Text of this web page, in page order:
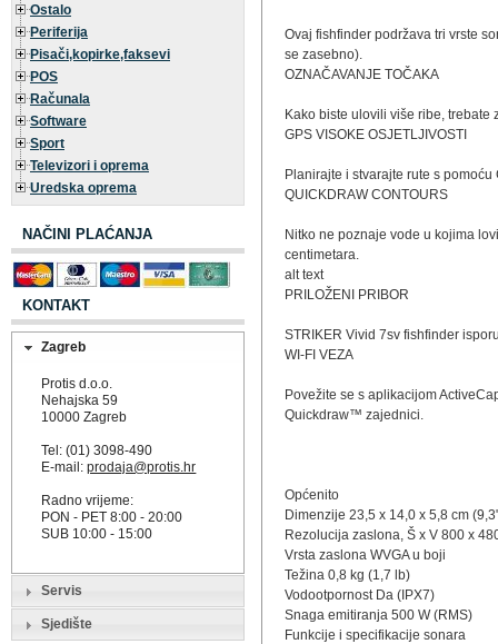
Ostalo
Periferija
Pisači,kopirke,faksevi
POS
Računala
Software
Sport
Televizori i oprema
Uredska oprema
NAČINI PLAĆANJA
KONTAKT
Zagreb
Protis d.o.o.
Nehajska 59
10000 Zagreb
Tel: (01) 3098-490
E-mail:prodaja@protis.hr
Radno vrijeme:
PON - PET 8:00 - 20:00
SUB 10:00 - 15:00
Servis
Sjedište
Ovaj fishfinder podržava tri vrste
se zasebno).
OZNAČAVANJE TOČAKA
Kako biste ulovili više ribe,
GPS VISOKE OSJETLJIVOSTI
Planirajte i stvarajte rute s
QUICKDRAW CONTOURS
Nitko ne poznaje vode u kojima
centimetara.
alt text
PRILOŽENI PRIBOR
STRIKER Vivid 7sv fishfinder
WI-FI VEZA
Povežite se s aplikacijom
Quickdraw™ zajednici.
Općenito
Dimenzije 23,5 x 14,0 x 5,8 cm
Rezolucija zaslona, Š x V 800 x
Vrsta zaslona WVGA u boji
Težina 0,8 kg (1,7 lb)
Vodootpornost Da (IPX7)
Snaga emitiranja 500 W (RMS)
Funkcije i specifikacije sonara